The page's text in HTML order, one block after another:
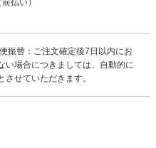
払い）
振替：ご注文確定後7日以内にお
い場合につきましては、自動的に
させていただきます。